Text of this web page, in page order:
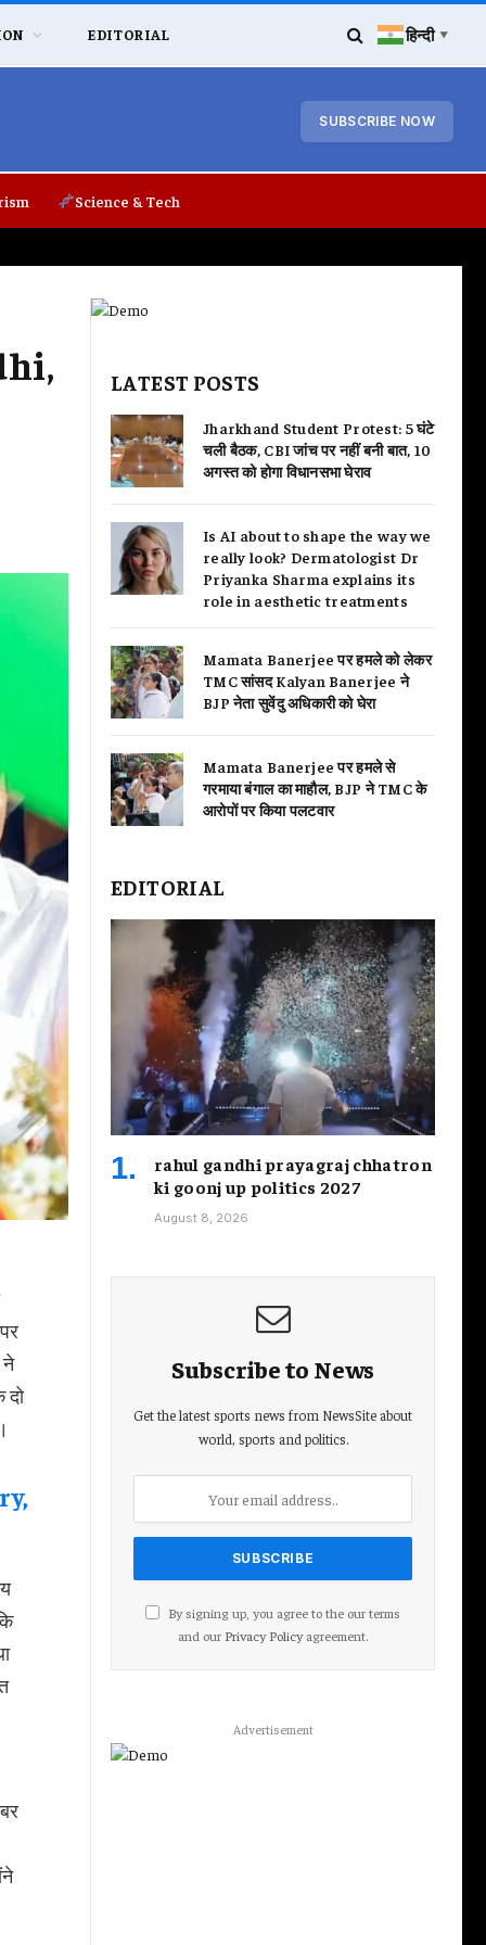
EDITORIAL हिन्दी ▼
SUBSCRIBE NOW
Science & Tech
ने
दो
LATEST POSTS
Jharkhand Student Protest: 5 घंटे
चली बैठक, CBI जांच पर नहीं बनी बात, 10
अगस्त को होगा विधानसभा घेराव
Is AI about to shape the way we
really look? Dermatologist Dr
Priyanka Sharma explains its
role in aesthetic treatments
Mamata Banerjee पर हमले को लेकर
TMC सांसद Kalyan Banerjee ने
BJP नेता सुवेंदु अधिकारी को घेरा
Mamata Banerjee पर हमले से
गरमाया बंगाल का माहौल, BJP ने TMC के
आरोपों पर किया पलटवार
EDITORIAL
rahul gandhi prayagraj chhatron
ki goonj up politics 2027
August 8, 2026
Subscribe to News
Get the latest sports news from NewsSite about
world, sports and politics.
By signing up, you agree to the our terms
and our Privacy Policyagreement.
Advertisement